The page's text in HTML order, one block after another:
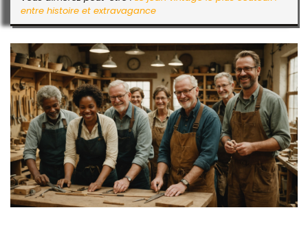
entre histoire et extravagance